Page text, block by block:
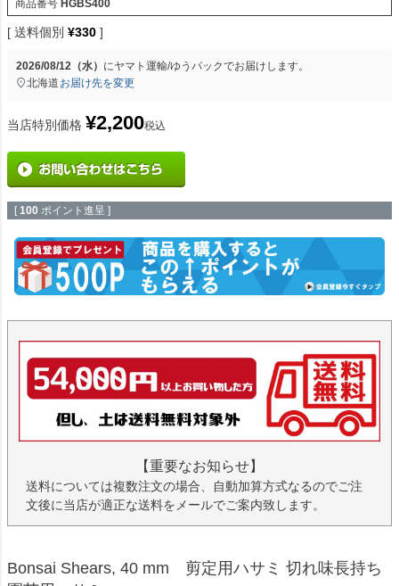
商品番号 HGBS400
送料個別 ¥330
2026/08/12（水） にヤマト運輸/ゆうパックでお届けします。
北海道 お届け先を変更
当店特別価格 ¥2,200税込
[ 100 ポイント進呈 ]
【重要なお知らせ】
送料については複数注文の場合、自動加算方式なるのでご注
文後に当店が適正な送料をメールでご案内致します。
Bonsai Shears, 40 mm 剪定用ハサミ 切れ味長持ち